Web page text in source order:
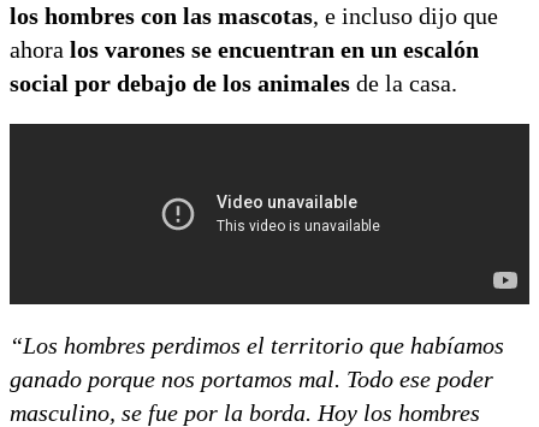
los hombres con las mascotas, e incluso dijo que
ahora los varones se encuentran en un escalón
social por debajo de los animales de la casa.
“Los hombres perdimos el territorio que habíamos
ganado porque nos portamos mal. Todo ese poder
masculino, se fue por la borda. Hoy los hombres